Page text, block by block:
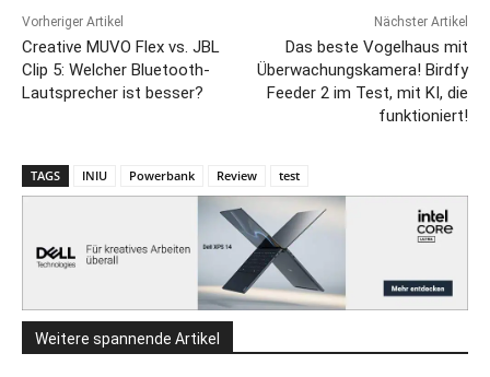
Vorheriger Artikel
Creative MUVO Flex vs. JBL
Clip 5: Welcher Bluetooth-
Lautsprecher ist besser?
Nächster Artikel
Das beste Vogelhaus mit
Überwachungskamera! Birdfy
Feeder 2 im Test, mit KI, die
funktioniert!
TAGS INIU Powerbank Review test
Weitere spannende Artikel